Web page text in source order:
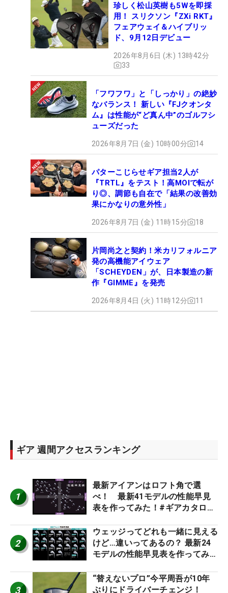
珍しく松山英樹も5Wを即採
用！ スリクソン『ZXi RKT』
フェアウェイ＆ハイブリッ
ド、9月12日デビュー
2026年8月6日 (木) 13時42分
33
「フワフワ」と「しっかり」の絶妙
なバランス！ 新しい『FJクオンタ
ム』は性能が“ど真ん中”のゴルフシ
ューズだった
2026年8月7日 (金) 10時00分 14
パターこじらせギア担当2人が
『TRTL』をテスト！高MOIで転が
り◎、調節も自在で「結果の改善効
果にかなりの意外性」
2026年8月7日 (金) 11時15分 18
片岡尚之と契約！米カリフォルニア
発の高機能アイウェア
「SCHEYDEN」が、日本製造の新
作『GIMME』を発売
2026年8月4日 (火) 11時12分 11
ギア 週間アクセスランキング
1
最新アイアンはロフト角で選
べ！ 最新41モデルの性能早見
表を作ってみた！#ギアカタログ
2
ウェッジってどれも一緒に見える
けど…違いってあるの？ 最新24
モデルの性能早見表を作ってみ
3
“替えないプロ”今平周吾が10年
ぶりにドライバーチェンジ！